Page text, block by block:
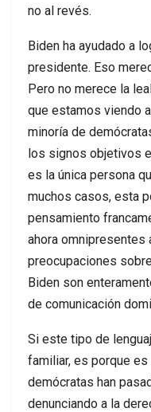
no al revés.
Biden ha ayudado a
presidente. Eso
Pero no merece la
que estamos viendo
minoría de
los signos objetivos
es la única persona
muchos casos, esta
pensamiento
ahora omnipresentes
preocupaciones
Biden son
de comunicación
Si este tipo de
familiar, es porque
demócratas han
denunciando a la